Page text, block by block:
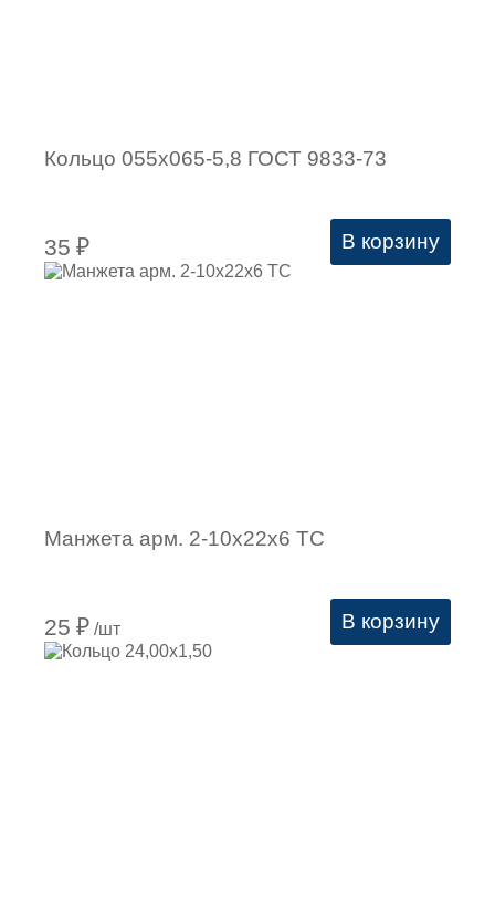
Кольцо 055х065-5,8 ГОСТ 9833-73
35 ₽ В корзину
Манжета арм. 2-10х22х6 ТC
25 ₽ /шт В корзину